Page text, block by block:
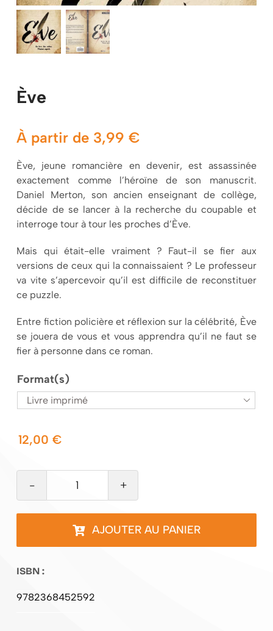
Mon panier
Ève
À partir de 3,99€
Ève, jeune romancière en devenir, est assassinée
exactement comme l’héroïne de son manuscrit.
Daniel Merton, son ancien enseignant de collège,
décide de se lancer à la recherche du coupable et
interroge tour à tour les proches d’Ève.
Mais qui était-elle vraiment ? Faut-il se fier aux
versions de ceux qui la connaissaient ? Le professeur
va vite s’apercevoir qu’il est difficile de reconstituer
ce puzzle.
Entre fiction policière et réflexion sur la célébrité, Ève
se jouera de vous et vous apprendra qu’il ne faut se
fier à personne dans ce roman.
Format(s)

12,00€
quantité
ÈveAJOUTER AU PANIER
ISBN :
9782368452592